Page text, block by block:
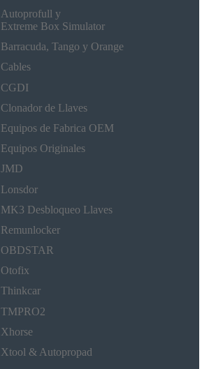
Autoprofull y
Extreme Box Simulator
Barracuda, Tango y Orange
Cables
CGDI
Clonador de Llaves
Equipos de Fabrica OEM
Equipos Originales
JMD
Lonsdor
MK3 Desbloqueo Llaves
Remunlocker
OBDSTAR
Otofix
Thinkcar
TMPRO2
Xhorse
Xtool & Autopropad